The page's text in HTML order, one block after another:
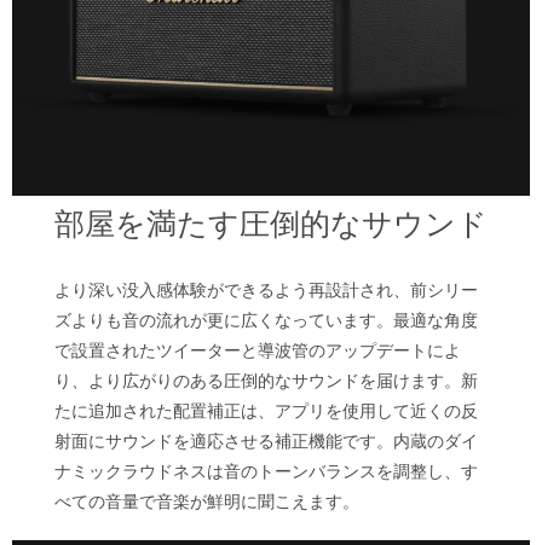
部屋を満たす圧倒的なサウンド
より深い没入感体験ができるよう再設計され、前シリー
ズよりも音の流れが更に広くなっています。最適な角度
で設置されたツイーターと導波管のアップデートによ
り、より広がりのある圧倒的なサウンドを届けます。新
たに追加された配置補正は、アプリを使用して近くの反
射面にサウンドを適応させる補正機能です。内蔵のダイ
ナミックラウドネスは音のトーンバランスを調整し、す
べての音量で音楽が鮮明に聞こえます。